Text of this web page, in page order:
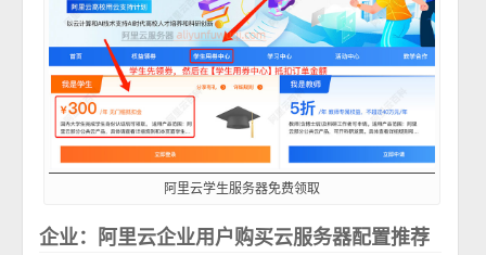
阿里云学生服务器免费领取
企业：阿里云企业用户购买云服务器配置推荐